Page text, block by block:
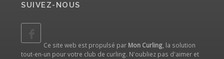
SUIVEZ-NOUS
Ce site web est propulsé par Mon Curling , la solution
tout-en-un pour votre club de curling. N'oubliez pas d'aimer et